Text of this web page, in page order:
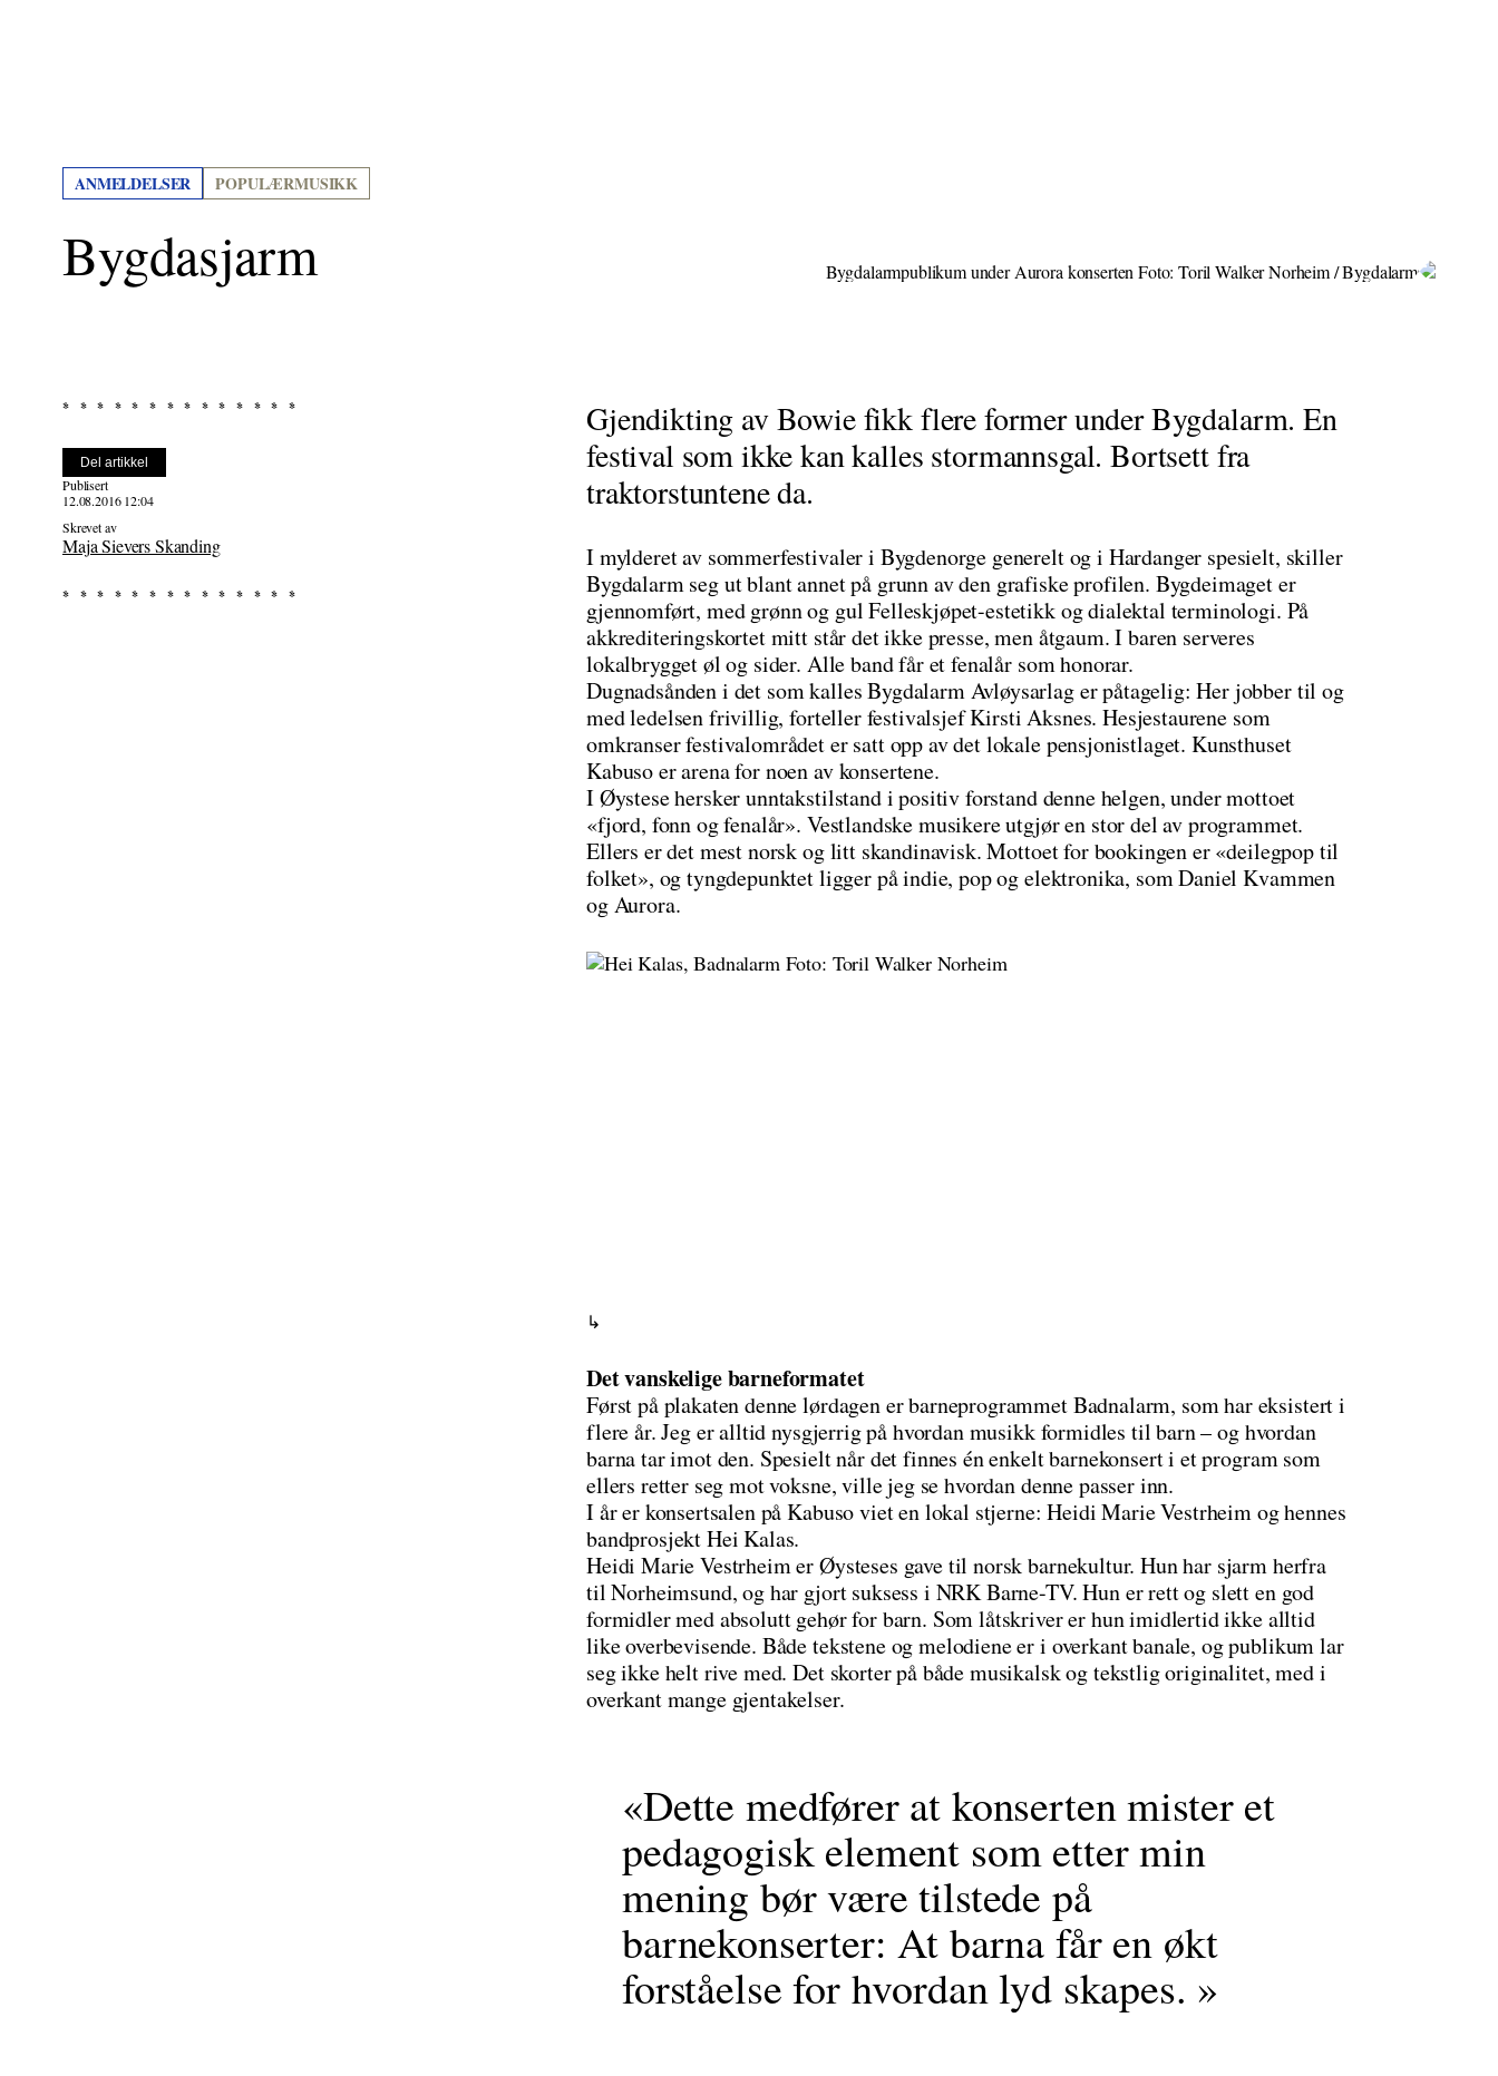
ANMELDELSER POPULÆRMUSIKK
Bygdasjarm
Del artikkel
Publisert
12.08.2016 12:04
Skrevet av
Maja Sievers Skanding
Gjendikting av Bowie fikk flere former under Bygdalarm. En
festival som ikke kan kalles stormannsgal. Bortsett fra
traktorstuntene da.
I mylderet av sommerfestivaler i Bygdenorge generelt og i Hardanger spesielt, skiller
Bygdalarm seg ut blant annet på grunn av den grafiske profilen. Bygdeimaget er
gjennomført, med grønn og gul Felleskjøpet-estetikk og dialektal terminologi. På
akkrediteringskortet mitt står det ikke presse, men åtgaum. I baren serveres
lokalbrygget øl og sider. Alle band får et fenalår som honorar.
Dugnadsånden i det som kalles Bygdalarm Avløysarlag er påtagelig: Her jobber til og
med ledelsen frivillig, forteller festivalsjef Kirsti Aksnes. Hesjestaurene som
omkranser festivalområdet er satt opp av det lokale pensjonistlaget. Kunsthuset
Kabuso er arena for noen av konsertene.
I Øystese hersker unntakstilstand i positiv forstand denne helgen, under mottoet
«fjord, fonn og fenalår». Vestlandske musikere utgjør en stor del av programmet.
Ellers er det mest norsk og litt skandinavisk. Mottoet for bookingen er «deilegpop til
folket», og tyngdepunktet ligger på indie, pop og elektronika, som Daniel Kvammen
og Aurora.
Det vanskelige barneformatet
Først på plakaten denne lørdagen er barneprogrammet Badnalarm, som har eksistert i
flere år. Jeg er alltid nysgjerrig på hvordan musikk formidles til barn – og hvordan
barna tar imot den. Spesielt når det finnes én enkelt barnekonsert i et program som
ellers retter seg mot voksne, ville jeg se hvordan denne passer inn.
I år er konsertsalen på Kabuso viet en lokal stjerne: Heidi Marie Vestrheim og hennes
bandprosjekt Hei Kalas.
Heidi Marie Vestrheim er Øysteses gave til norsk barnekultur. Hun har sjarm herfra
til Norheimsund, og har gjort suksess i NRK Barne-TV. Hun er rett og slett en god
formidler med absolutt gehør for barn. Som låtskriver er hun imidlertid ikke alltid
like overbevisende. Både tekstene og melodiene er i overkant banale, og publikum lar
seg ikke helt rive med. Det skorter på både musikalsk og tekstlig originalitet, med i
overkant mange gjentakelser.
Dette medfører at konserten mister et
pedagogisk element som etter min
mening bør være tilstede på
barnekonserter: At barna får en økt
forståelse for hvordan lyd skapes.